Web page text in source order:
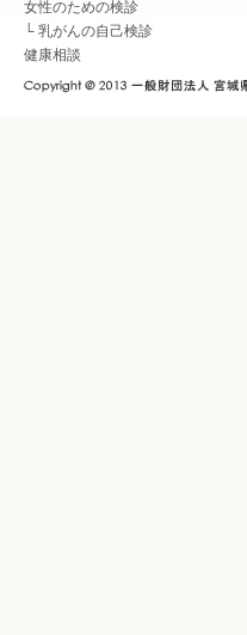
女性のための検診
└ 乳がんの自己検診
健康相談